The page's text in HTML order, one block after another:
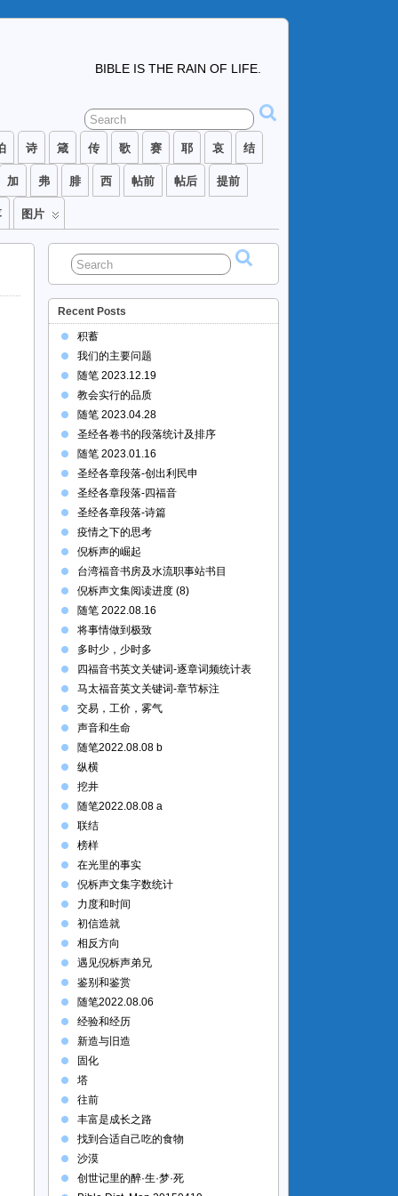
BIBLE IS THE RAIN OF LIFE.
诗 箴 传 歌 赛 耶 哀 结
加 弗 腓 西 帖前 帖后 提前
图片
Recent Posts
积蓄
我们的主要问题
随笔 2023.12.19
教会实行的品质
随笔 2023.04.28
圣经各卷书的段落统计及排序
随笔 2023.01.16
圣经各章段落-创出利民申
圣经各章段落-四福音
圣经各章段落-诗篇
疫情之下的思考
倪柝声的崛起
台湾福音书房及水流职事站书目
倪柝声文集阅读进度 (8)
随笔 2022.08.16
将事情做到极致
多时少，少时多
四福音书英文关键词-逐章词频统计表
马太福音英文关键词-章节标注
交易，工价，雾气
声音和生命
随笔2022.08.08 b
纵横
挖井
随笔2022.08.08 a
联结
榜样
在光里的事实
倪柝声文集字数统计
力度和时间
初信造就
相反方向
遇见倪柝声弟兄
鉴别和鉴赏
随笔2022.08.06
经验和经历
新造与旧造
固化
塔
往前
丰富是成长之路
找到合适自己吃的食物
沙漠
创世记里的醉·生·梦·死